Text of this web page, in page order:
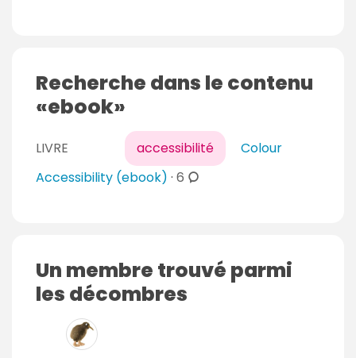
n
t
e
Recherche dans le contenu
ebook
LIVRE accessibilité
Colour
Accessibility (ebook) · 6 c
n
t
Un membre trouvé parmi
les décombres